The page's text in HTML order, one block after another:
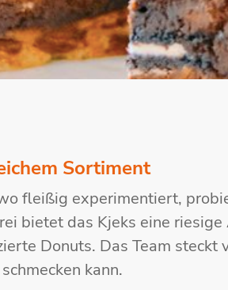
Sortiment
fleißig experimentiert,
bietet das Kjeks eine
Donuts. Das Team
kann.